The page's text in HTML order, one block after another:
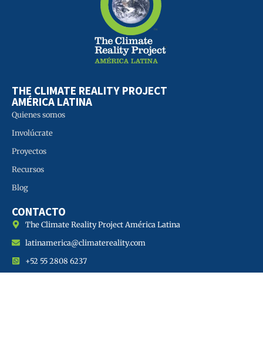
THE CLIMATE REALITY PROJECT
AMÉRICA LATINA
Quienes somos
Involúcrate
Proyectos
Recursos
Blog
CONTACTO
The Climate Reality Project América Latina
latinamerica@climatereality.com
+52 55 2808 6237